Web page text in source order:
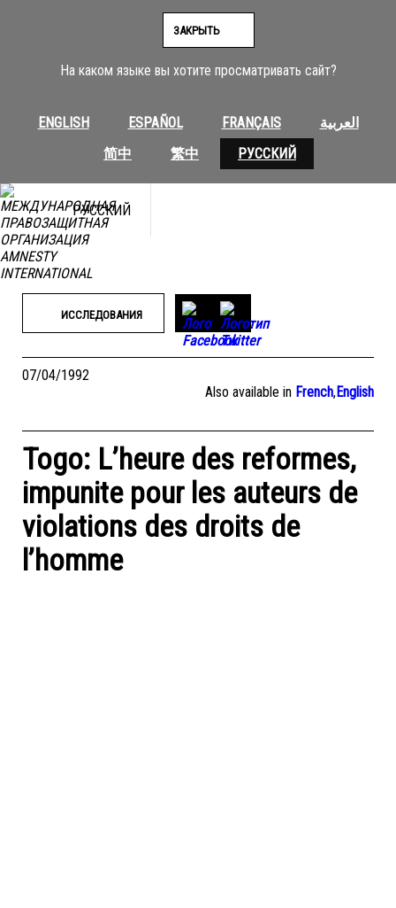
На каком языке вы хотите просматривать сайт?
ENGLISH ESPAÑOL FRANÇAIS
العربية
简中
繁中 РУССКИЙ
ЗАКРЫТЬ
РУССКИЙ
ИССЛЕДОВАНИЯ
07/04/1992
Also available in French,English
Togo: L’heure des reformes,
impunite pour les auteurs de
violations des droits de
l’homme